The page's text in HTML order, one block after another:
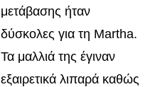
μετάβασης ήταν
δύσκολες για τη Martha.
Τα μαλλιά της έγιναν
εξαιρετικά λιπαρά καθώς